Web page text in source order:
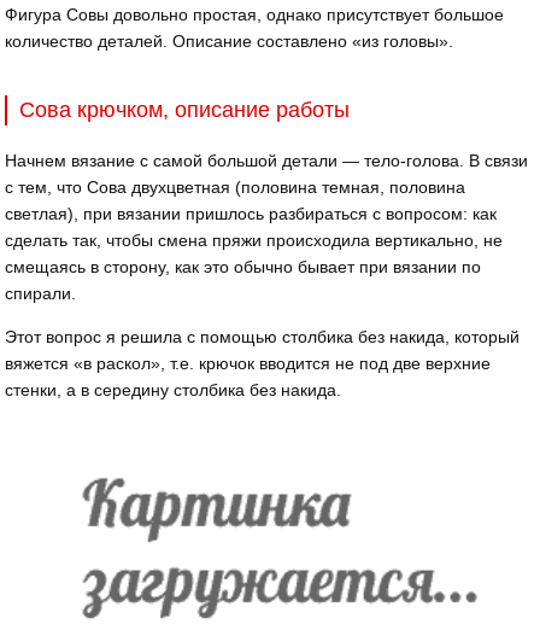
Фигура Совы довольно простая, однако присутствует большое
количество деталей. Описание составлено «из головы».
Сова крючком, описание работы
Начнем вязание с самой большой детали — тело-голова. В связи
с тем, что Сова двухцветная (половина темная, половина
светлая), при вязании пришлось разбираться с вопросом: как
сделать так, чтобы смена пряжи происходила вертикально, не
смещаясь в сторону, как это обычно бывает при вязании по
спирали.
Этот вопрос я решила с помощью столбика без накида, который
вяжется «в раскол», т.е. крючок вводится не под две верхние
стенки, а в середину столбика без накида.